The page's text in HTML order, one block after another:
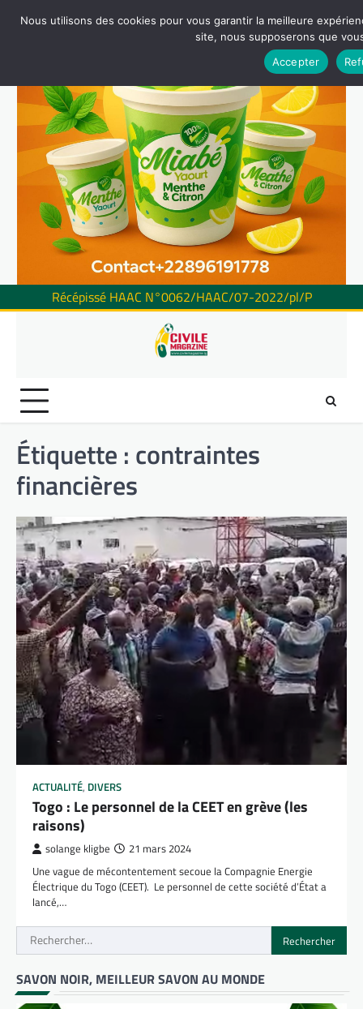
Récépissé HAAC N°0062/HAAC/07-2022/pl/P
Étiquette : contraintes
financières
ACTUALITÉ, DIVERS
Togo : Le personnel de la CEET en grève (les
raisons)
solange kligbe 21 mars 2024
Une vague de mécontentement secoue la Compagnie Energie
Électrique du Togo (CEET). Le personnel de cette société d’État a
lancé,…
Rechercher :
SAVON NOIR, MEILLEUR SAVON AU MONDE
Nous utilisons des cookies pour vous garantir la meilleure
site, nous supposerons que
Accepter